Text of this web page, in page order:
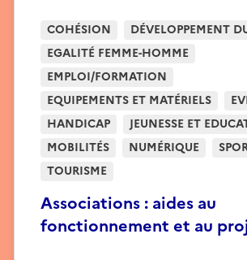
Associations : aides au
fonctionnement et au
COHÉSION
DÉVELOPPEMENT
EGALITÉ FEMME-HOMME
EMPLOI/FORMATION
EQUIPEMENTS ET MATÉRIELS
HANDICAP
JEUNESSE ET
MOBILITÉS
NUMÉRIQUE
TOURISME